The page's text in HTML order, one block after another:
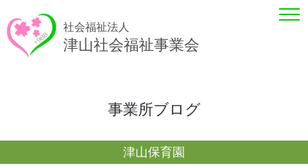
社会福祉法人
津山社会福祉事業会
事業所ブログ
津山保育園